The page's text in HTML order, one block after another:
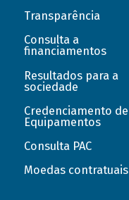
Transparência
Consulta a
financiamentos
Resultados para a
sociedade
Credenciamento de
Equipamentos
Consulta PAC
Moedas contratuais